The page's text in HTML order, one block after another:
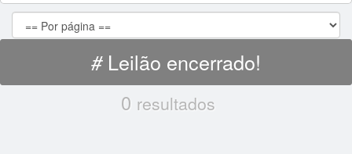
#Leilão encerrado!
0 resultados